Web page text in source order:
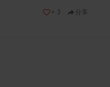
+ 3 分享